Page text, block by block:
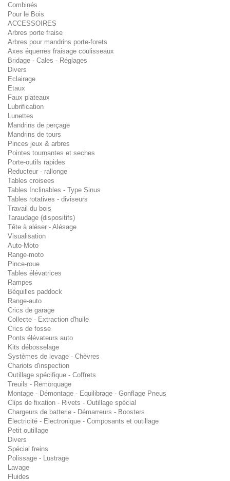
Combinés
Pour le Bois
ACCESSOIRES
Arbres porte fraise
Arbres pour mandrins porte-forets
Axes équerres fraisage coulisseaux
Bridage - Cales - Réglages
Divers
Eclairage
Etaux
Faux plateaux
Lubrification
Lunettes
Mandrins de perçage
Mandrins de tours
Pinces jeux & arbres
Pointes tournantes et seches
Porte-outils rapides
Reducteur - rallonge
Tables croisees
Tables Inclinables - Type Sinus
Tables rotatives - diviseurs
Travail du bois
Taraudage (dispositifs)
Tête à aléser - Alésage
Visualisation
Auto-Moto
Range-moto
Pince-roue
Tables élévatrices
Rampes
Béquilles paddock
Range-auto
Crics de garage
Collecte - Extraction d'huile
Crics de fosse
Ponts élévateurs auto
Kits débosselage
Systèmes de levage - Chèvres
Chariots d'inspection
Outillage spécifique - Coffrets
Treuils - Remorquage
Montage - Démontage - Equilibrage - Gonflage Pneus
Clips de fixation - Rivets - Outillage spécial
Chargeurs de batterie - Démarreurs - Boosters
Electricité - Electronique - Composants et outillage
Petit outillage
Divers
Spécial freins
Polissage - Lustrage
Lavage
Fluides